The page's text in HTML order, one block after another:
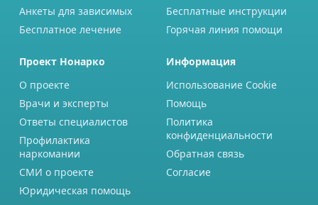
Анкеты для зависимых
Бесплатное лечение
Бесплатные инструкции
Горячая линия помощи
Проект Нонарко
О проекте
Врачи и эксперты
Ответы специалистов
Профилактика
наркомании
СМИ о проекте
Юридическая помощь
Информация
Использование Cookie
Помощь
Политика
конфиденциальности
Обратная связь
Согласие